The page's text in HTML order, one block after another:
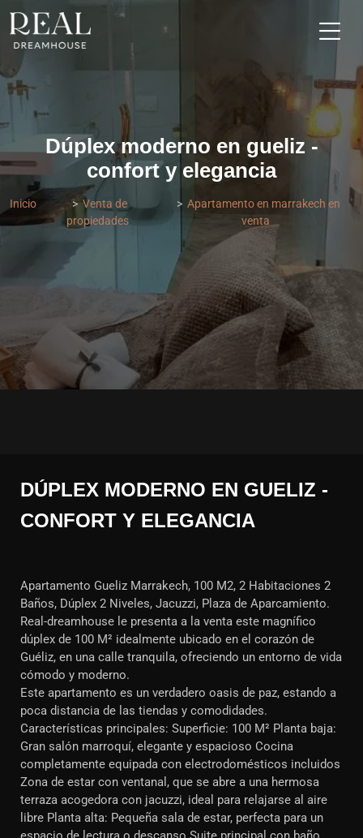
Dúplex moderno en gueliz -
confort y elegancia
Inicio
Venta de
propiedades
Apartamento en marrakech en
venta
DÚPLEX MODERNO EN GUELIZ -
CONFORT Y ELEGANCIA
Apartamento Gueliz Marrakech, 100 M2, 2 Habitaciones 2
Baños, Dúplex 2 Niveles, Jacuzzi, Plaza de Aparcamiento.
Real-dreamhouse le presenta a la venta este magnífico
dúplex de 100 M² idealmente ubicado en el corazón de
Guéliz, en una calle tranquila, ofreciendo un entorno de vida
cómodo y moderno.
Este apartamento es un verdadero oasis de paz, estando a
poca distancia de las tiendas y comodidades.
Características principales: Superficie: 100 M² Planta baja:
Gran salón marroquí, elegante y espacioso Cocina
completamente equipada con electrodomésticos incluidos
Zona de estar con ventanal, que se abre a una hermosa
terraza acogedora con jacuzzi, ideal para relajarse al aire
libre Planta alta: Pequeña sala de estar, perfecta para un